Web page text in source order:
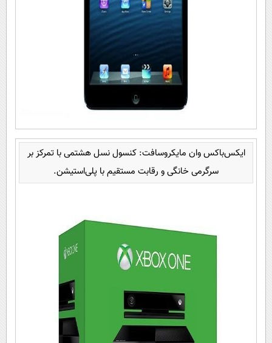
ایکس‌باکس وان مایکروسافت: کنسول نسل هشتمی با تمرکز بر
سرگرمی خانگی و رقابت مستقیم با پلی‌استیشن.